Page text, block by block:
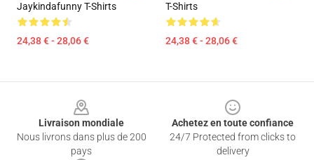
Jaykindafunny T-Shirts
24,38 € - 28,06 €
T-Shirts
24,38 € - 28,06 €
Livraison mondiale
Nous livrons dans plus de 200
pays
Achetez en toute confiance
24/7 Protected from clicks to
delivery